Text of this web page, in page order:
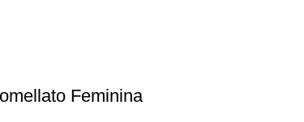
Feminina